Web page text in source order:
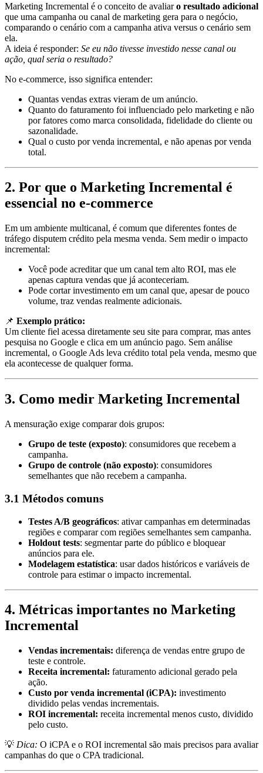
Marketing Incremental é o conceito de avaliaro resultado adicional
que uma campanha ou canal de marketing gera para o negócio,
comparando o cenário com a campanha ativa versus o cenário sem
ela.
A ideia é responder: Se eu não tivesse investido nesse canal ou
ação, qual seria o resultado?
No e-commerce, isso significa entender:
Quantas vendas extras vieram de um anúncio.
Quanto do faturamento foi influenciado pelo marketing e não
por fatores como marca consolidada, fidelidade do cliente ou
sazonalidade.
Qual o custo por venda incremental, e não apenas por venda
total.
2. Por que o Marketing Incremental é
essencial no e-commerce
Em um ambiente multicanal, é comum que diferentes fontes de
tráfego disputem crédito pela mesma venda. Sem medir o impacto
incremental:
Você pode acreditar que um canal tem alto ROI, mas ele
apenas captura vendas que já aconteceriam.
Pode cortar investimento em um canal que, apesar de pouco
volume, traz vendas realmente adicionais.
📌 Exemplo prático:
Um cliente fiel acessa diretamente seu site para comprar, mas antes
pesquisa no Google e clica em um anúncio pago. Sem análise
incremental, o Google Ads leva crédito total pela venda, mesmo que
ela acontecesse de qualquer forma.
3. Como medir Marketing Incremental
A mensuração exige comparar dois grupos:
Grupo de teste (exposto): consumidores que recebem a
campanha.
Grupo de controle (não exposto): consumidores
semelhantes que não recebem a campanha.
3.1 Métodos comuns
Testes A/B geográficos: ativar campanhas em determinadas
regiões e comparar com regiões semelhantes sem campanha.
Holdout tests: segmentar parte do público e bloquear
anúncios para ele.
Modelagem estatística: usar dados históricos e variáveis de
controle para estimar o impacto incremental.
4. Métricas importantes no Marketing
Incremental
Vendas incrementais: diferença de vendas entre grupo de
teste e controle.
Receita incremental: faturamento adicional gerado pela
ação.
Custo por venda incremental (iCPA): investimento
dividido pelas vendas incrementais.
ROI incremental: receita incremental menos custo, dividido
pelo custo.
💡 Dica: O iCPA e o ROI incremental são mais precisos para avaliar
campanhas do que o CPA tradicional.